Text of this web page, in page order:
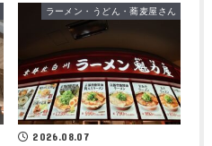
ラーメン・うどん・蕎麦屋さん
2026.08.07